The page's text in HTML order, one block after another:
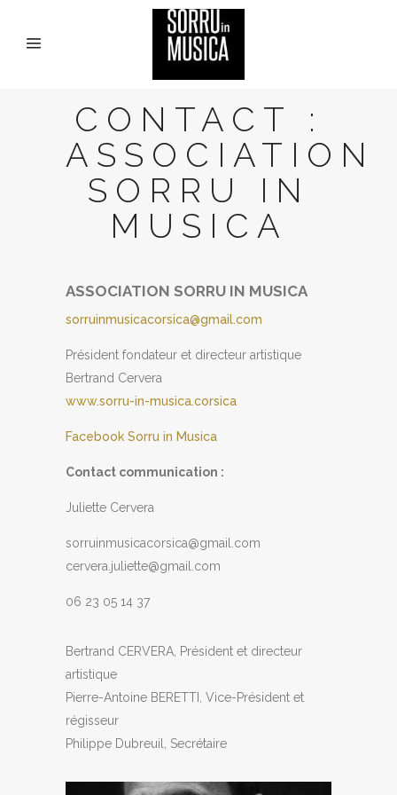
CONTACT :
ASSOCIATION
SORRU IN
MUSICA
ASSOCIATION SORRU IN MUSICA
sorruinmusicacorsica@gmail.com
Président fondateur et directeur artistique
Bertrand Cervera
www.sorru-in-musica.corsica
Facebook Sorru in Musica
Contact communication :
Juliette Cervera
sorruinmusicacorsica@gmail.com
cervera.juliette@gmail.com
06 23 05 14 37
Bertrand CERVERA, Président et directeur
artistique
Pierre-Antoine BERETTI, Vice-Président et
régisseur
Philippe Dubreuil, Secrétaire